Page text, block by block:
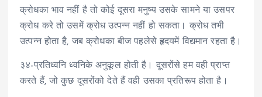
क्रोधका भाव नहीं है तो कोई दूसरा मनुष्य उसके सामने या उसपर
क्रोध करे तो उसमें क्रोध उत्पन्न नहीं हो सकता। क्रोध तभी
उत्पन्न होता है, जब क्रोधका बीज पहलेसे हृदयमें विद्यमान रहता है।
३४-प्रतिध्वनि ध्वनिके अनुकूल होती है। दूसरोंसे हम वही प्राप्त
करते हैं, जो कुछ दूसरोंको देते हैं वही उसका प्रतिरूप होता है।